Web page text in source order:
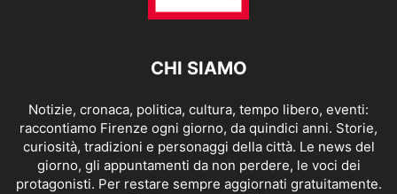
CHI SIAMO
Notizie, cronaca, politica, cultura, tempo libero, eventi:
raccontiamo Firenze ogni giorno, da quindici anni. Storie,
curiosità, tradizioni e personaggi della città. Le news del
giorno, gli appuntamenti da non perdere, le voci dei
protagonisti. Per restare sempre aggiornati gratuitamente.